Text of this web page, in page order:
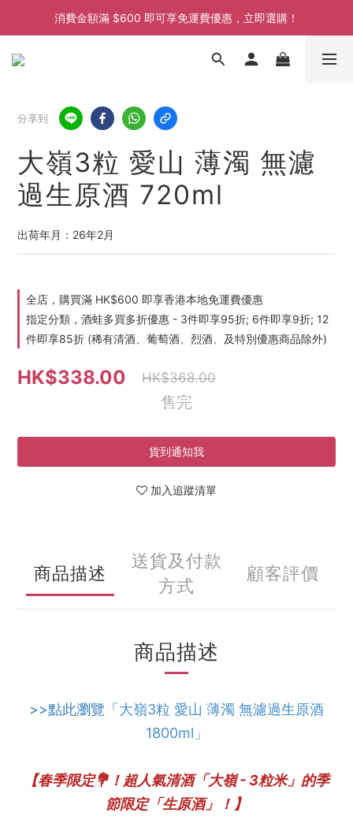
消費金額滿 $600 即可享免運費優惠，立即選購！
消費金額滿 $600 即可享免運費優惠，立即選購！
消費金額滿 $600 即可享免運費優惠，立即選購！
分享到
大嶺3粒 愛山 薄濁 無濾
過生原酒 720ml
出荷年月：26年2月
全店，購買滿 HK$600 即享香港本地免運費優惠
指定分類，酒蛙多買多折優惠 - 3件即享95折; 6件即享9折; 12
件即享85折 (稀有清酒、葡萄酒、烈酒、及特別優惠商品除外)
HK$338.00 HK$368.00
售完
貨到通知我
加入追蹤清單
商品描述
送貨及付款
方式
顧客評價
商品描述
>>點此瀏覽「 大嶺3粒 愛山 薄濁 無濾過生原酒
1800ml」
【春季限定💐！超人氣清酒「大嶺 - 3粒米」的季
節限定「生原酒」！】